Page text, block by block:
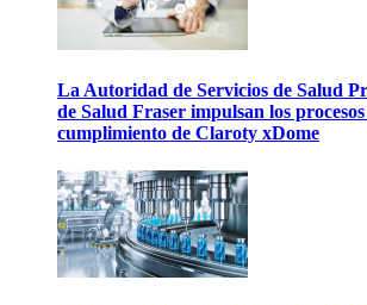
La Autoridad de Servicios de Salud
de Salud Fraser impulsan los
cumplimiento de Claroty xDome